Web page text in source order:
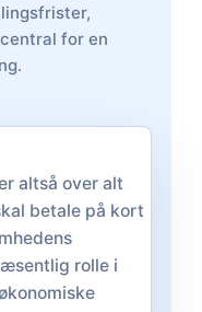
for en
altså over alt
betale på kort
rolle i